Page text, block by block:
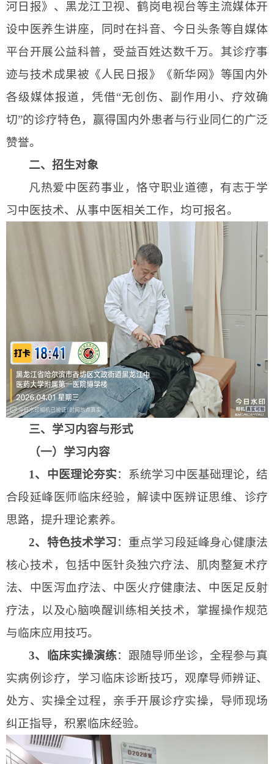
河日报》、黑龙江卫视、鹤岗电视台等主流媒体开
设中医养生讲座，同时在抖音、今日头条等自媒体
平台开展公益科普，受益百姓达数千万。其诊疗事
迹与技术成果被《人民日报》《新华网》等国内外
各级媒体报道，凭借“无创伤、副作用小、疗效确
切”的诊疗特色，赢得国内外患者与行业同仁的广泛
赞誉。
二、招生对象
凡热爱中医药事业，恪守职业道德，有志于学
习中医技术、从事中医相关工作，均可报名。
三、学习内容与形式
（一）学习内容
1、 中医理论夯实：系统学习中医基础理论，结
合段延峰医师临床经验，解读中医辨证思维、诊疗
思路，提升理论素养。
2、 特色技术学习：重点学习段延峰身心健康法
核心技术，包括中医针灸独穴疗法、肌肉整复术疗
法、中医泻血疗法、中医火疗健康法、中医足反射
疗法，以及心脑唤醒训练相关技术，掌握操作规范
与临床应用技巧。
3、 临床实操演练：跟随导师坐诊，全程参与真
实病例诊疗，学习临床诊断技巧，观摩导师辨证、
处方、实操全过程，亲手开展诊疗实操，导师现场
纠正指导，积累临床经验。